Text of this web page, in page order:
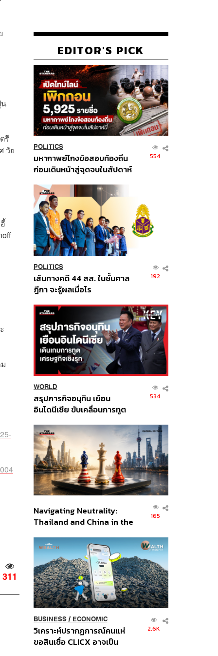
รี
วัย
311
EDITOR'S PICK
POLITICS
มหากาพย์โกงข้อสอบท้องถิ่น
ก่อนเดินหน้าสู่จุดจบในสัปดาห์
554
POLITICS
เส้นทางคดี 44 สส. ในชั้นศาล
ฎีกา จะรู้ผลเมื่อไร
192
WORLD
สรุปภารกิจอนุทิน เยือน
อินโดนีเซีย ขับเคลื่อนการทูต
ส่วนยุทธศาสตร์ไทย –
อินโดนีเซีย
534
Navigating Neutrality:
Thailand and China in the
Order
165
BUSINESS/ ECONOMIC
วิเคราะห์ปรากฏการณ์คนแห่
ขอสินเชื่อ CLICX อาจเป็น
2.6K